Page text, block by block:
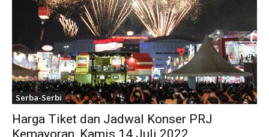
Serba-Serbi
Harga Tiket dan Jadwal Konser PRJ
Kemayoran, Kamis 14 Juli 2022